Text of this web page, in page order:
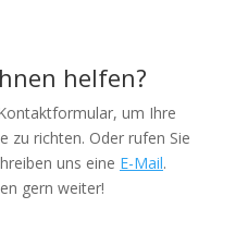
helfen?
um Ihre
zu richten. Oder rufen Sie
uns eine E-Mail.
gern weiter!